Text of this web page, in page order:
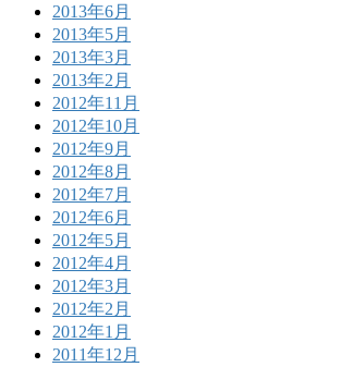
2013年6月
2013年5月
2013年3月
2013年2月
2012年11月
2012年10月
2012年9月
2012年8月
2012年7月
2012年6月
2012年5月
2012年4月
2012年3月
2012年2月
2012年1月
2011年12月